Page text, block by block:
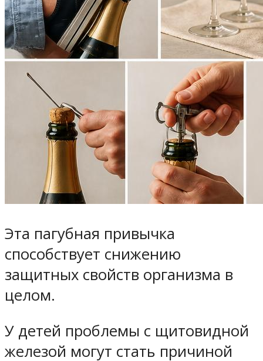
Эта пагубная привычка
способствует снижению
защитных свойств организма в
целом.
У детей проблемы с щитовидной
железой могут стать причиной